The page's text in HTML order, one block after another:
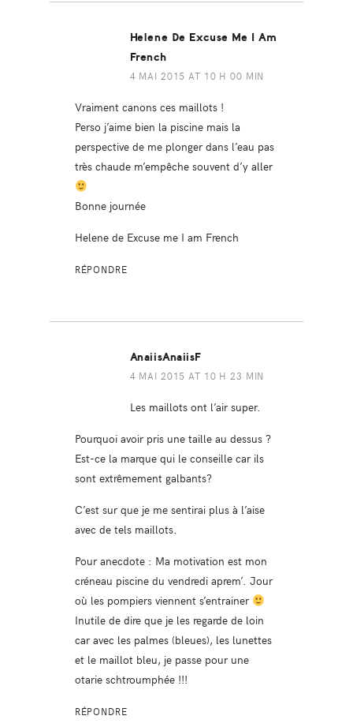
Helene De Excuse Me I Am
French
4 MAI 2015 AT 10 H 00 MIN
Vraiment canons ces maillots !
Perso j’aime bien la piscine mais la
perspective de me plonger dans l’eau pas
très chaude m’empêche souvent d’y aller
Bonne journée
Helene de Excuse me I am French
RÉPONDRE
AnaiisAnaiisF
4 MAI 2015 AT 10 H 23 MIN
Les maillots ont l’air super.
Pourquoi avoir pris une taille au dessus ?
Est-ce la marque qui le conseille car ils
sont extrêmement galbants?
C’est sur que je me sentirai plus à l’aise
avec de tels maillots.
Pour anecdote : Ma motivation est mon
créneau piscine du vendredi aprem’. Jour
où les pompiers viennent s’entrainer
Inutile de dire que je les regarde de loin
car avec les palmes (bleues), les lunettes
et le maillot bleu, je passe pour une
otarie schtroumphée !!!
RÉPONDRE